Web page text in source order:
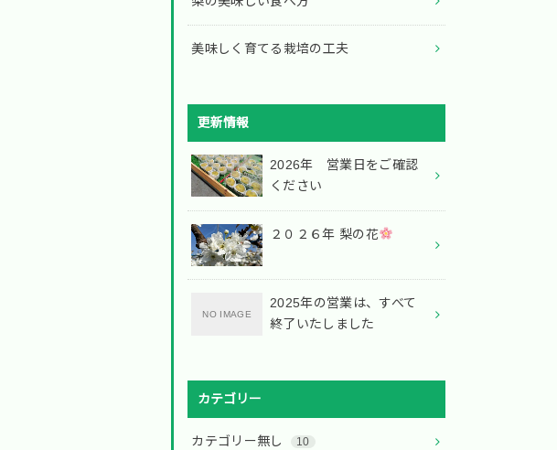
美味しく育てる栽培の工夫
更新情報
2026年 営業日をご確認
ください
２０２６年 梨の花
2025年の営業は、すべて
終了いたしました
カテゴリー
カテゴリー無し 10